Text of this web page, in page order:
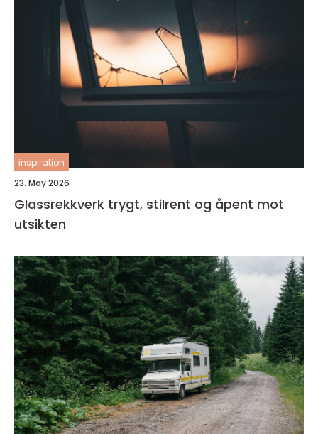
inspiration
23. May 2026
Glassrekkverk trygt, stilrent og åpent mot
utsikten